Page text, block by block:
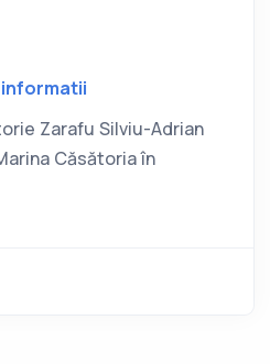
Zarafu Silviu-Adrian
Căsătoria în